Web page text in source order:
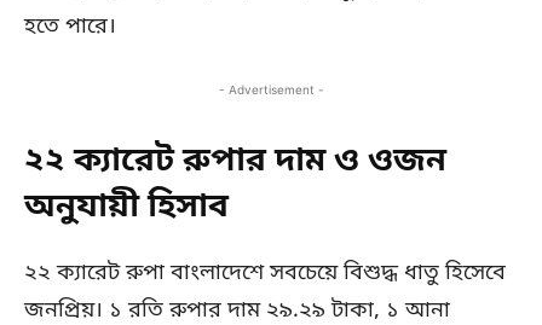
হতে পারে।
- Advertisement -
২২ ক্যারেট রুপার দাম ও ওজন
অনুযায়ী হিসাব
২২ ক্যারেট রুপা বাংলাদেশে সবচেয়ে বিশুদ্ধ ধাতু হিসেবে
জনপ্রিয়। ১ রতি রুপার দাম ২৯.২৯ টাকা, ১ আনা